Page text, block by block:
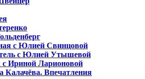
с Юлией Свинцовой
с Юлией Утышевой
с Ириной Ларионовой
Калачёва. Впечатления